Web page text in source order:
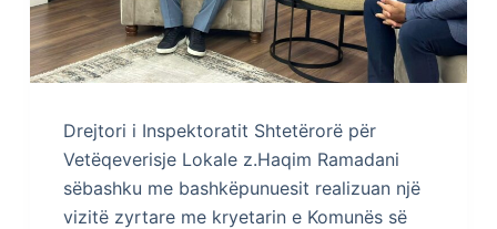
Drejtori i Inspektoratit Shtetërorë për
Vetëqeverisje Lokale z.Haqim Ramadani
sëbashku me bashkëpunuesit realizuan një
vizitë zyrtare me kryetarin e Komunës së